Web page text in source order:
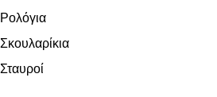
Ρολόγια
Σκουλαρίκια
Σταυροί